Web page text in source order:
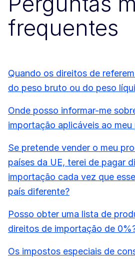
frequentes
Quando os direitos de
do peso bruto ou do peso
Onde posso informar-me
importação aplicáveis ao
Se pretende vender o meu
países da UE, terei de pagar
importação cada vez que
país diferente?
Posso obter uma lista de
direitos de importação de
Os impostos especiais de